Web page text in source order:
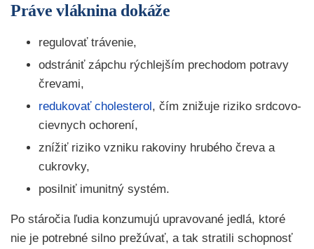
Práve vláknina dokáže
regulovať trávenie,
odstrániť zápchu rýchlejším prechodom potravy
črevami,
redukovať cholesterol, čím znižuje riziko srdcovo-
cievnych ochorení,
znížiť riziko vzniku rakoviny hrubého čreva a
cukrovky,
posilniť imunitný systém.
Po stáročia ľudia konzumujú upravované jedlá, ktoré
nie je potrebné silno prežúvať, a tak stratili schopnosť